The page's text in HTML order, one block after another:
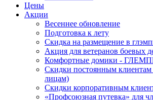
Цены
Акции
Весеннее обновление
Подготовка к лету
Скидка на размещение в
Акция для ветеранов боевых
Комфортные домики -
Скидки постоянным
лицам)
Скидки корпоративным
«Профсоюзная путевка» для